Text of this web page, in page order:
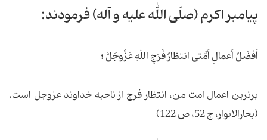
پیامبر اکرم (صلّی الله علیه و آله) فرمودند:
أفضَلُ أعمالِ أمَّتی انتظارُ فَرَجِ اللّهِ عَزَّوجَلَّ ؛
برترین اعمال امت من، انتظار فرج از ناحیه خداوند عزوجل است.
(بحارالانوار، ج 52، ص 122)